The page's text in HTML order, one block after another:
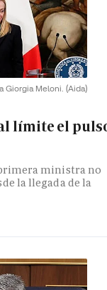
Giorgia Meloni. (Aida)
límite el
ministra no
la llegada de la